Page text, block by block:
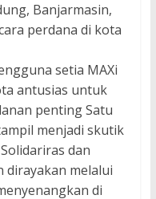
Banjarmasin,
perdana di kota
setia MAXi
antusias untuk
penting Satu
menjadi skutik
dan
dirayakan melalui
di